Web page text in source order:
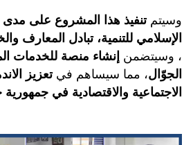
تنفيذ هذا المشروع على مدى 18 شهرا
للتنمية، تبادل المعارف
وسيتضمنإنشاء منصة للخدمات
، مما سيساهم فيتعزيز
والاقتصادية في جمهورية